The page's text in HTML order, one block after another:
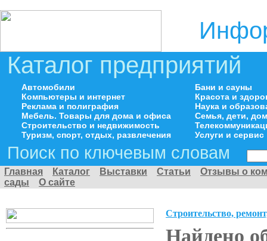
Каталог предприятий
Автомобили
Компьютеры и интернет
Реклама и полиграфия
Мебель. Товары для дома и офиса
Строительство и недвижимость
Туризм, спорт, отдых, развлечения
Бани и сауны
Красота и
Наука и
Семья, дети,
Услуги и сервис
Поиск по ключевым словам
Главная Каталог Выставки Статьи
Отзывы о
сады
О сайте
Строительство,
Найдено